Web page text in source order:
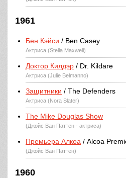
1961
Бен Кэйси / Ben Casey
Актриса (Stella Maxwell)
Доктор Килдэр / Dr. Kildare
Актриса (Julie Belmanno)
Защитники / The Defenders
Актриса (Nora Slater)
The Mike Douglas Show
(Джойс Ван Паттен - актриса)
Премьера Алкоа / Alcoa
(Джойс Ван Паттен)
1960